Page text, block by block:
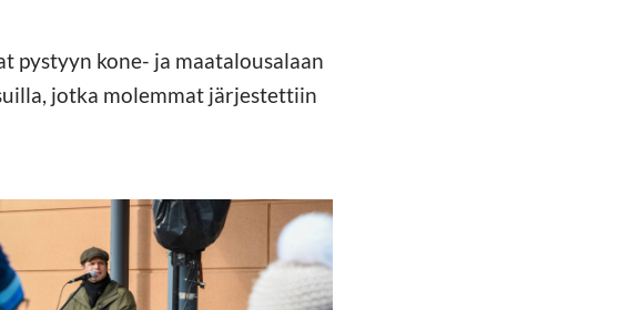
pystyyn kone- ja maatalousalaan
jotka molemmat järjestettiin